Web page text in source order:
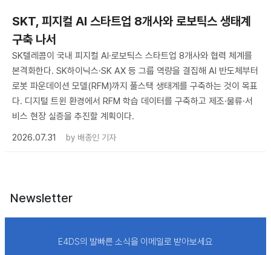
SKT, 피지컬 AI 스타트업 8개사와 로보틱스 생태계
구축 나서
SK텔레콤이 국내 피지컬 AI·로보틱스 스타트업 8개사와 협력 체계를
본격화한다. SK하이닉스·SK AX 등 그룹 역량을 결집해 AI 반도체부터
로봇 파운데이션 모델(RFM)까지 풀스택 생태계를 구축하는 것이 목표
다. 디지털 트윈 환경에서 RFM 학습 데이터를 구축하고 제조·물류·서
비스 현장 실증을 추진할 계획이다.
2026.07.31
by 배종인 기자
Newsletter
E4DS의 발빠른 소식을 이메일로 받아보세요